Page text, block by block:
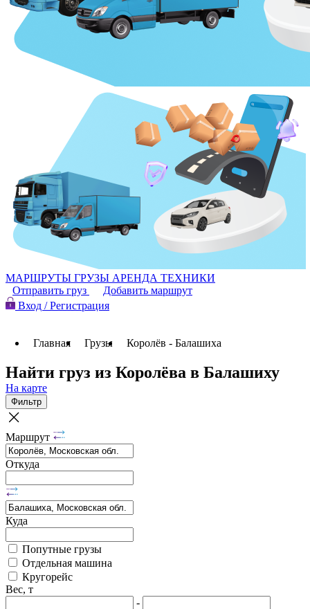
МАРШРУТЫ ГРУЗЫ АРЕНДА ТЕХНИКИ
Отправить груз
Добавить маршрут
Вход / Регистрация
Главная Грузы Королёв - Балашиха
Найти груз из Королёва в Балашиху
На карте
Фильтр
Маршрут
Откуда
Куда
Попутные грузы
Отдельная машина
Кругорейс
Вес, т
-